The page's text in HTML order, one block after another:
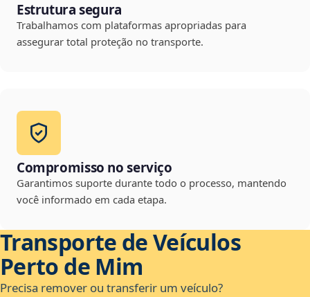
Estrutura segura
Trabalhamos com plataformas apropriadas para
assegurar total proteção no transporte.
Compromisso no serviço
Garantimos suporte durante todo o processo, mantendo
você informado em cada etapa.
Transporte de Veículos
Perto de Mim
Precisa remover ou transferir um veículo?